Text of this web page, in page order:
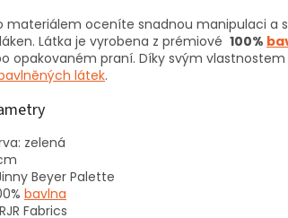
materiálem oceníte snadnou manipulaci a
Látka je vyrobena z prémiové 100%
opakovaném praní. Díky svým
látek.
zelená
Beyer Palette
bavlna
Fabrics